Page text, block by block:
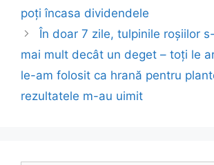
poți încasa dividendele
În doar 7 zile, tulpinile roșiilor
mai mult decât un deget – toți le
le-am folosit ca hrană pentru
rezultatele m-au uimit